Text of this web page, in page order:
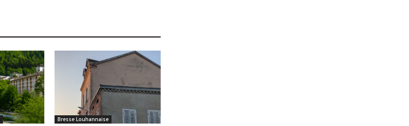
Bresse Louhannaise